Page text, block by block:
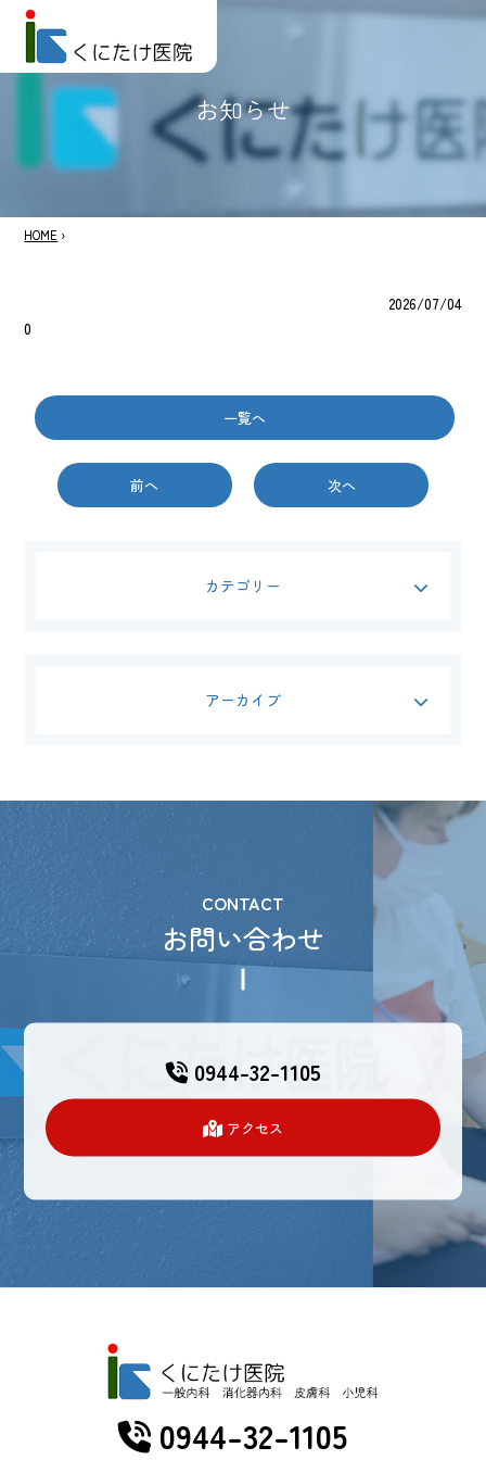
お知らせ
HOME ›
2026/07/04
0
前へ
一覧へ
次へ
カテゴリー
アーカイブ
CONTACT
お問い合わせ
0944-32-1105
アクセス
0944-32-1105